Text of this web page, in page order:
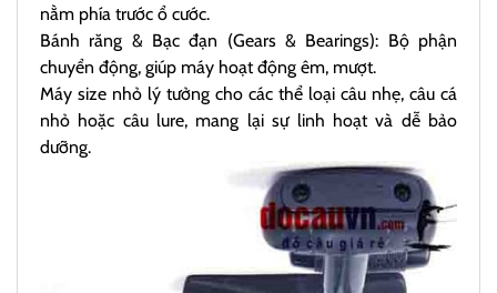
nằm phía trước ổ cước.
Bánh răng & Bạc đạn (Gears & Bearings): Bộ phận
chuyển động, giúp máy hoạt động êm, mượt.
Máy size nhỏ lý tưởng cho các thể loại câu nhẹ, câu cá
nhỏ hoặc câu lure, mang lại sự linh hoạt và dễ bảo
dưỡng.